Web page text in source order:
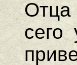
Отца